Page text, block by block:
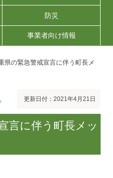
防災
事業者向け情報
県の緊急警戒宣言に伴う町長メ
更新日付：2021年4月21日
言に伴う町長メッ